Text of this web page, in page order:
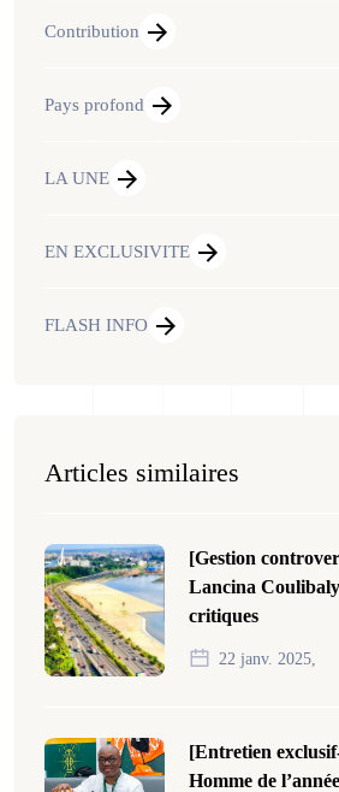
Contribution
Pays profond
LA UNE
EN EXCLUSIVITE
FLASH INFO
Articles similaires
[Gestion
Lancina
critiques
22 janv. 2025,
[Entretien
Homme de